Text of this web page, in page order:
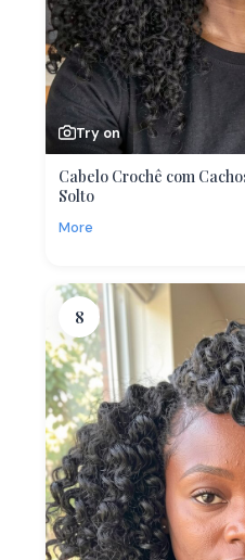
Try on
Cabelo Crochê com
Solto
More
8